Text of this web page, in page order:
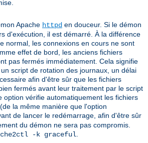
Apache httpd en douceur. Si le démon
d'exécution, il est démarré. À la différence
normal, les connexions en cours ne sont
effet de bord, les anciens fichiers
pas fermés immédiatement. Cela signifie
script de rotation des journaux, un délai
afin d'être sûr que les fichiers
fermés avant leur traitement par le script
option vérifie automatiquement les fichiers
la même manière que l'option
de lancer le redémarrage, afin d'être sûr
du démon ne sera pas compromis.
-k graceful.